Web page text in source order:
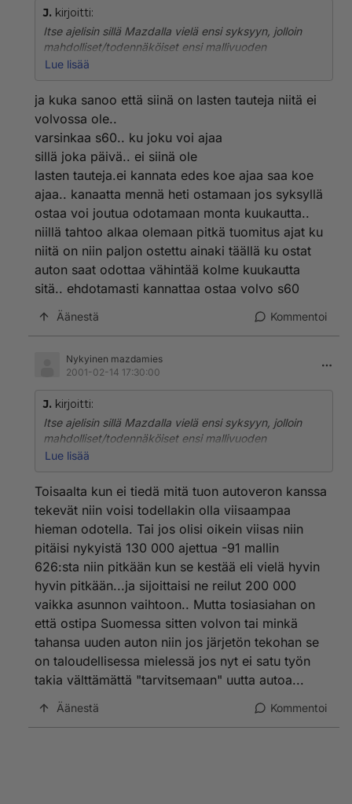
J. kirjoitti:
Itse ajelisin sillä Mazdalla vielä ensi syksyyn, jolloin
mahdolliset/todennäköiset ensi mallivuoden
lastentaudit saadaan oikaistua, jollaisia Volvollakin
kuitenkin...
Lue lisää
ja kuka sanoo että siinä on lasten tauteja niitä ei
volvossa ole..
varsinkaa s60.. ku joku voi ajaa
sillä joka päivä.. ei siinä ole
lasten tauteja.ei kannata edes koe ajaa saa koe
ajaa.. kanaatta mennä heti ostamaan jos syksyllä
ostaa voi joutua odotamaan monta kuukautta..
niillä tahtoo alkaa olemaan pitkä tuomitus ajat ku
niitä on niin paljon ostettu ainaki täällä ku ostat
auton saat odottaa vähintää kolme kuukautta
sitä.. ehdotamasti kannattaa ostaa volvo s60
Äänestä Kommentoi
Nykyinen mazdamies
2001-02-14 17:30:00
J. kirjoitti:
Itse ajelisin sillä Mazdalla vielä ensi syksyyn, jolloin
mahdolliset/todennäköiset ensi mallivuoden
lastentaudit saadaan oikaistua, jollaisia Volvollakin
kuitenkin...
Lue lisää
Toisaalta kun ei tiedä mitä tuon autoveron kanssa
tekevät niin voisi todellakin olla viisaampaa
hieman odotella. Tai jos olisi oikein viisas niin
pitäisi nykyistä 130 000 ajettua -91 mallin
626:sta niin pitkään kun se kestää eli vielä hyvin
hyvin pitkään...ja sijoittaisi ne reilut 200 000
vaikka asunnon vaihtoon.. Mutta tosiasiahan on
että ostipa Suomessa sitten volvon tai minkä
tahansa uuden auton niin jos järjetön tekohan se
on taloudellisessa mielessä jos nyt ei satu työn
takia välttämättä "tarvitsemaan" uutta autoa...
Äänestä Kommentoi